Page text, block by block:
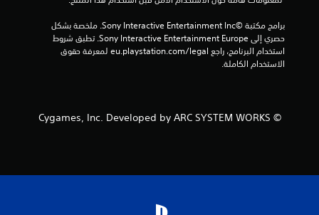
الاستخدام الكاملة.
© Cygames, Inc. Developed by ARC SYSTEM WORKS